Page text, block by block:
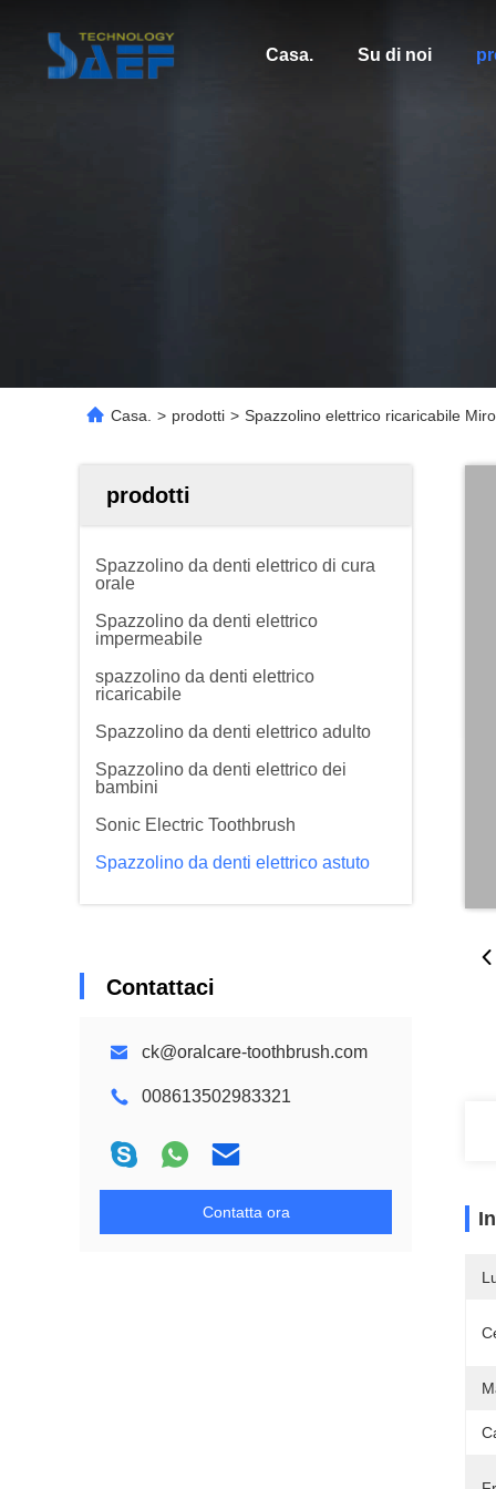
Casa. Su di noi
Casa. > prodotti > Spazzolino elettrico ricaricabile
prodotti
Spazzolino da denti elettrico di cura
orale
Spazzolino da denti elettrico
impermeabile
spazzolino da denti elettrico
ricaricabile
Spazzolino da denti elettrico adulto
Spazzolino da denti elettrico dei
bambini
Sonic Electric Toothbrush
Spazzolino da denti elettrico astuto
Contattaci
ck@oralcare-toothbrush.com
008613502983321
Contatta ora